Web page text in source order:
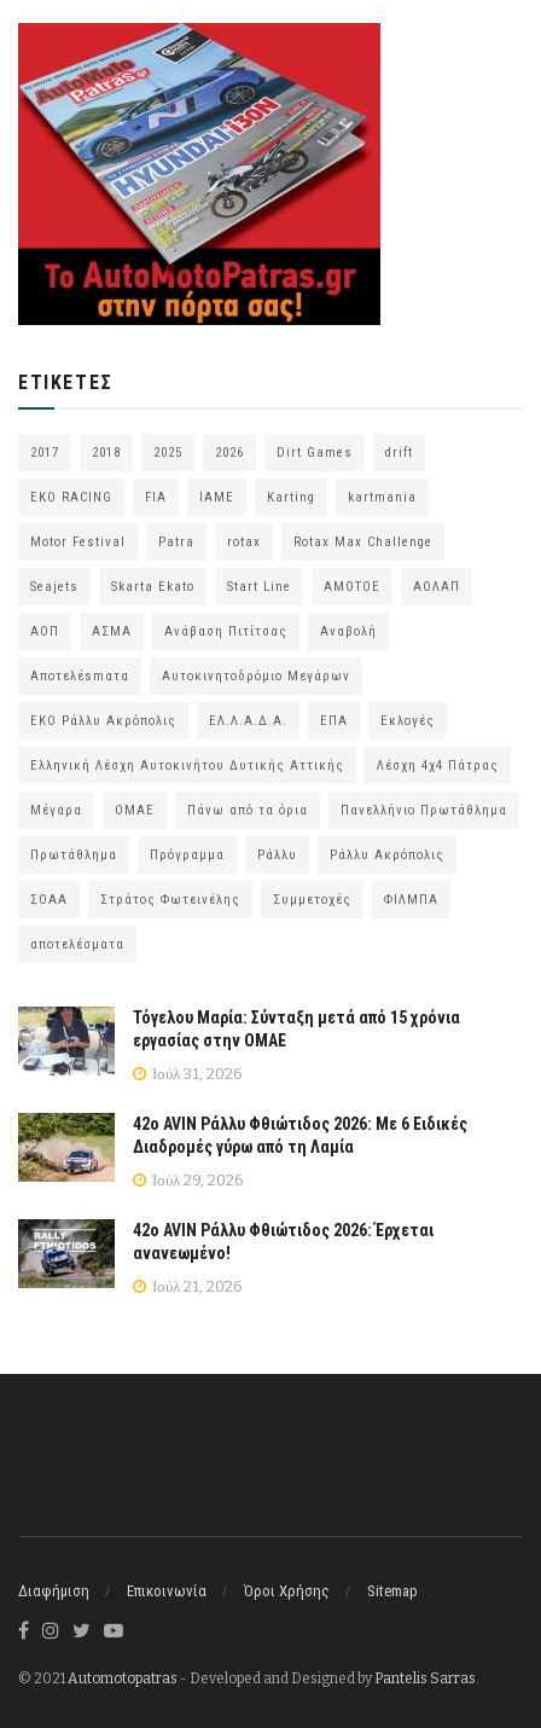
ΕΤΙΚΈΤΕΣ
2017 2018 2025 2026 Dirt Games drift
EKO RACING FIA IAME Karting kartmania
Motor Festival Patra rotax Rotax Max Challenge
Seajets Skarta Ekato Start Line ΑΜΟΤΟΕ ΑΟΛΑΠ
ΑΟΠ ΑΣΜΑ Ανάβαση Πιτίτσας Αναβολή
Αποτελέsmατα Αυτοκινητοδρόμιο Μεγάρων
ΕΚΟ Ράλλυ Ακρόπολις ΕΛ.Λ.Α.Δ.Α. ΕΠΑ Εκλογές
Ελληνική Λέσχη Αυτοκινήτου Δυτικής Αττικής Λέσχη 4χ4 Πάτρας
Μέγαρα ΟΜΑΕ Πάνω από τα όρια Πανελλήνιο Πρωτάθλημα
Πρωτάθλημα Πρόγραμμα Ράλλυ Ράλλυ Ακρόπολις
ΣΟΑΑ Στράτος Φωτεινέλης Συμμετοχές ΦΙΛΜΠΑ
αποτελέσματα
Τόγελου Μαρία: Σύνταξη μετά από 15 χρόνια
εργασίας στην ΟΜΑΕ
Ιούλ 31, 2026
42ο AVIN Ράλλυ Φθιώτιδος 2026: Με 6 Ειδικές
Διαδρομές γύρω από τη Λαμία
Ιούλ 29, 2026
42ο AVIN Ράλλυ Φθιώτιδος 2026: Έρχεται
ανανεωμένο!
Ιούλ 21, 2026
Διαφήμιση Επικοινωνία Όροι Χρήσης Sitemap
© 2021Automotopatras - Developed and Designed byPantelis Sarras.